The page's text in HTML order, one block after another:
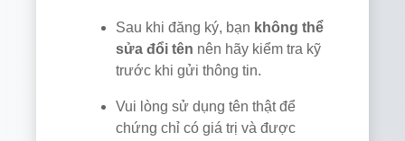
Sau khi đăng ký, bạn không thể
sửa đổi tên nên hãy kiểm tra kỹ
trước khi gửi thông tin.
Vui lòng sử dụng tên thật để
chứng chỉ có giá trị và được